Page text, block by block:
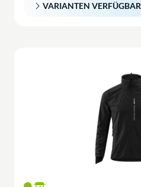
VARIANTEN VERFÜGBAR